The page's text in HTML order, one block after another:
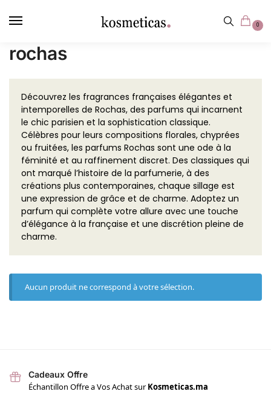
principal
0
rochas
Découvrez les fragrances françaises élégantes et
intemporelles de Rochas, des parfums qui incarnent
le chic parisien et la sophistication classique.
Célèbres pour leurs compositions florales, chyprées
ou fruitées, les parfums Rochas sont une ode à la
féminité et au raffinement discret. Des classiques qui
ont marqué l’histoire de la parfumerie, à des
créations plus contemporaines, chaque sillage est
une expression de grâce et de charme. Adoptez un
parfum qui complète votre allure avec une touche
d’élégance à la française et une discrétion pleine de
charme.
Aucun produit ne correspond à votre sélection.
Cadeaux Offre
Échantillon Offre a Vos Achat surKosmeticas.ma